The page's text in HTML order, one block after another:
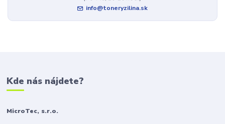
info@toneryzilina.sk
Kde nás nájdete?
MicroTec, s.r.o.